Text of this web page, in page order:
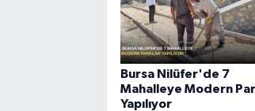
Bursa Nilüfer'de 7
Mahalleye Modern
Yapılıyor